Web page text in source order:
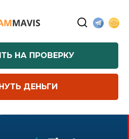
НА ПРОВЕРКУ
ДЕНЬГИ